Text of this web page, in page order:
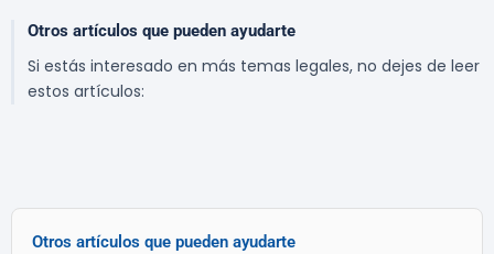
Otros artículos que pueden ayudarte
Si estás interesado en más temas legales, no dejes de leer
estos artículos:
Otros artículos que pueden ayudarte